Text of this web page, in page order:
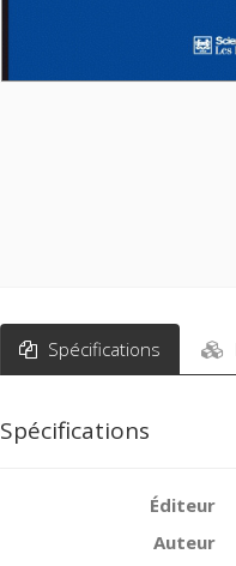
Spécifications
Spécifications
Éditeur
Auteur